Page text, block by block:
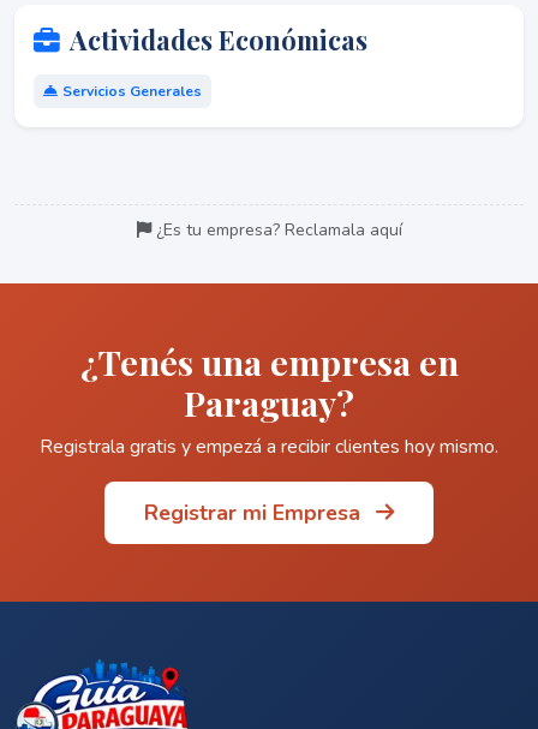
Actividades Económicas
Servicios Generales
¿Es tu empresa? Reclamala aquí
¿Tenés una empresa en
Paraguay?
Registrala gratis y empezá a recibir clientes hoy mismo.
Registrar mi Empresa